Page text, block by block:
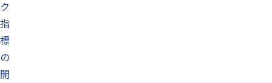
ク
指
標
の
開